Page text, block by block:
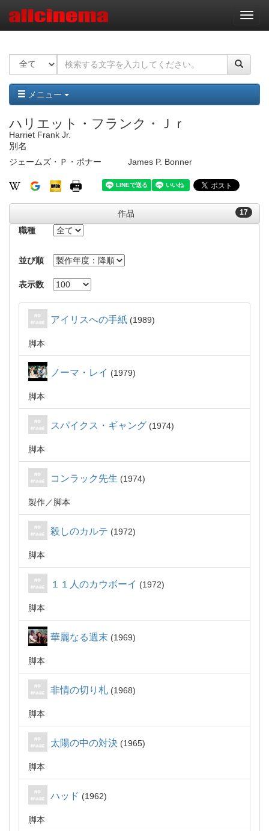
ナ
ビ
ー
ョ
ン
メニュー
ハリエット・フランク・Ｊｒ
Harriet Frank Jr.
別名
ジェームズ・Ｐ・ポナー James P. Bonner
17
作品
職種
並び順
表示数
アイリスへの手紙 1989
脚本
ノーマ・レイ 1979
脚本
スパイクス・ギャング 1974
脚本
コンラック先生 1974
製作 脚本
殺しのカルテ 1972
脚本
１１人のカウボーイ 1972
脚本
華麗なる週末 1969
脚本
非情の切り札 1968
脚本
太陽の中の対決 1965
脚本
ハッド 1962
脚本